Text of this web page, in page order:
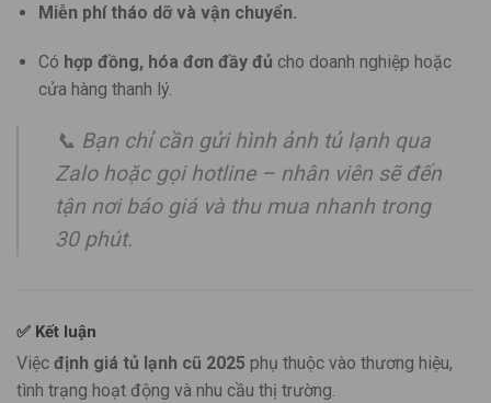
Miễn phí tháo dỡ và vận chuyển.
Có hợp đồng, hóa đơn đầy đủ cho doanh nghiệp hoặc
cửa hàng thanh lý.
📞 Bạn chỉ cần gửi hình ảnh tủ lạnh qua
Zalo hoặc gọi hotline – nhân viên sẽ đến
tận nơi báo giá và thu mua nhanh trong
30 phút.
✅ Kết luận
Việc định giá tủ lạnh cũ 2025 phụ thuộc vào thương hiệu,
tình trạng hoạt động và nhu cầu thị trường.